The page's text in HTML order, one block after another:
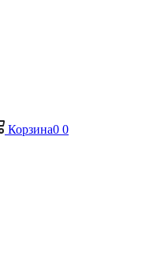
Корзина0 0